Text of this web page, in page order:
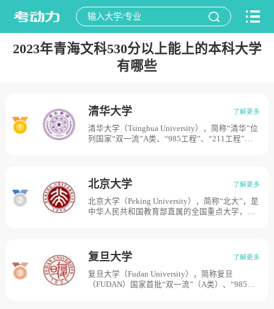
2023年青海文科530分以上能上的本科大学
有哪些
清华大学 了解更多
清华大学（Tsinghua University），简称“清华”位
列国家“双一流”A类、“985工程”、“211工程”。
分庚子赔款。1912年更名为清华学校。1928年更
名为国立清华大学。1937年抗日战争全面爆发
后，南迁长沙，与国立北京大学、私立南开大学
组建国立长沙临时大学，1938年迁至昆明改名为
工业大学。1978年以来逐步恢复和发展为综合性
的研究型大学。清华占地面积约为6632亩。
北京大学 了解更多
北京大学（Peking University），简称“北大”，是
中华人民共和国教育部直属的全国重点大学，位
家最高教育行政机关。1912年改为国立北京大
学。1937年南迁至长沙，与国立清华大学和私立
南开大学组成国立长沙临时大学，1938年迁至昆
明，更名为国立西南联合大学。1946年复员返回
复旦大学 了解更多
复旦大学（Fudan University），简称复旦
（FUDAN）国家首批“双一流”（A类）、“985工